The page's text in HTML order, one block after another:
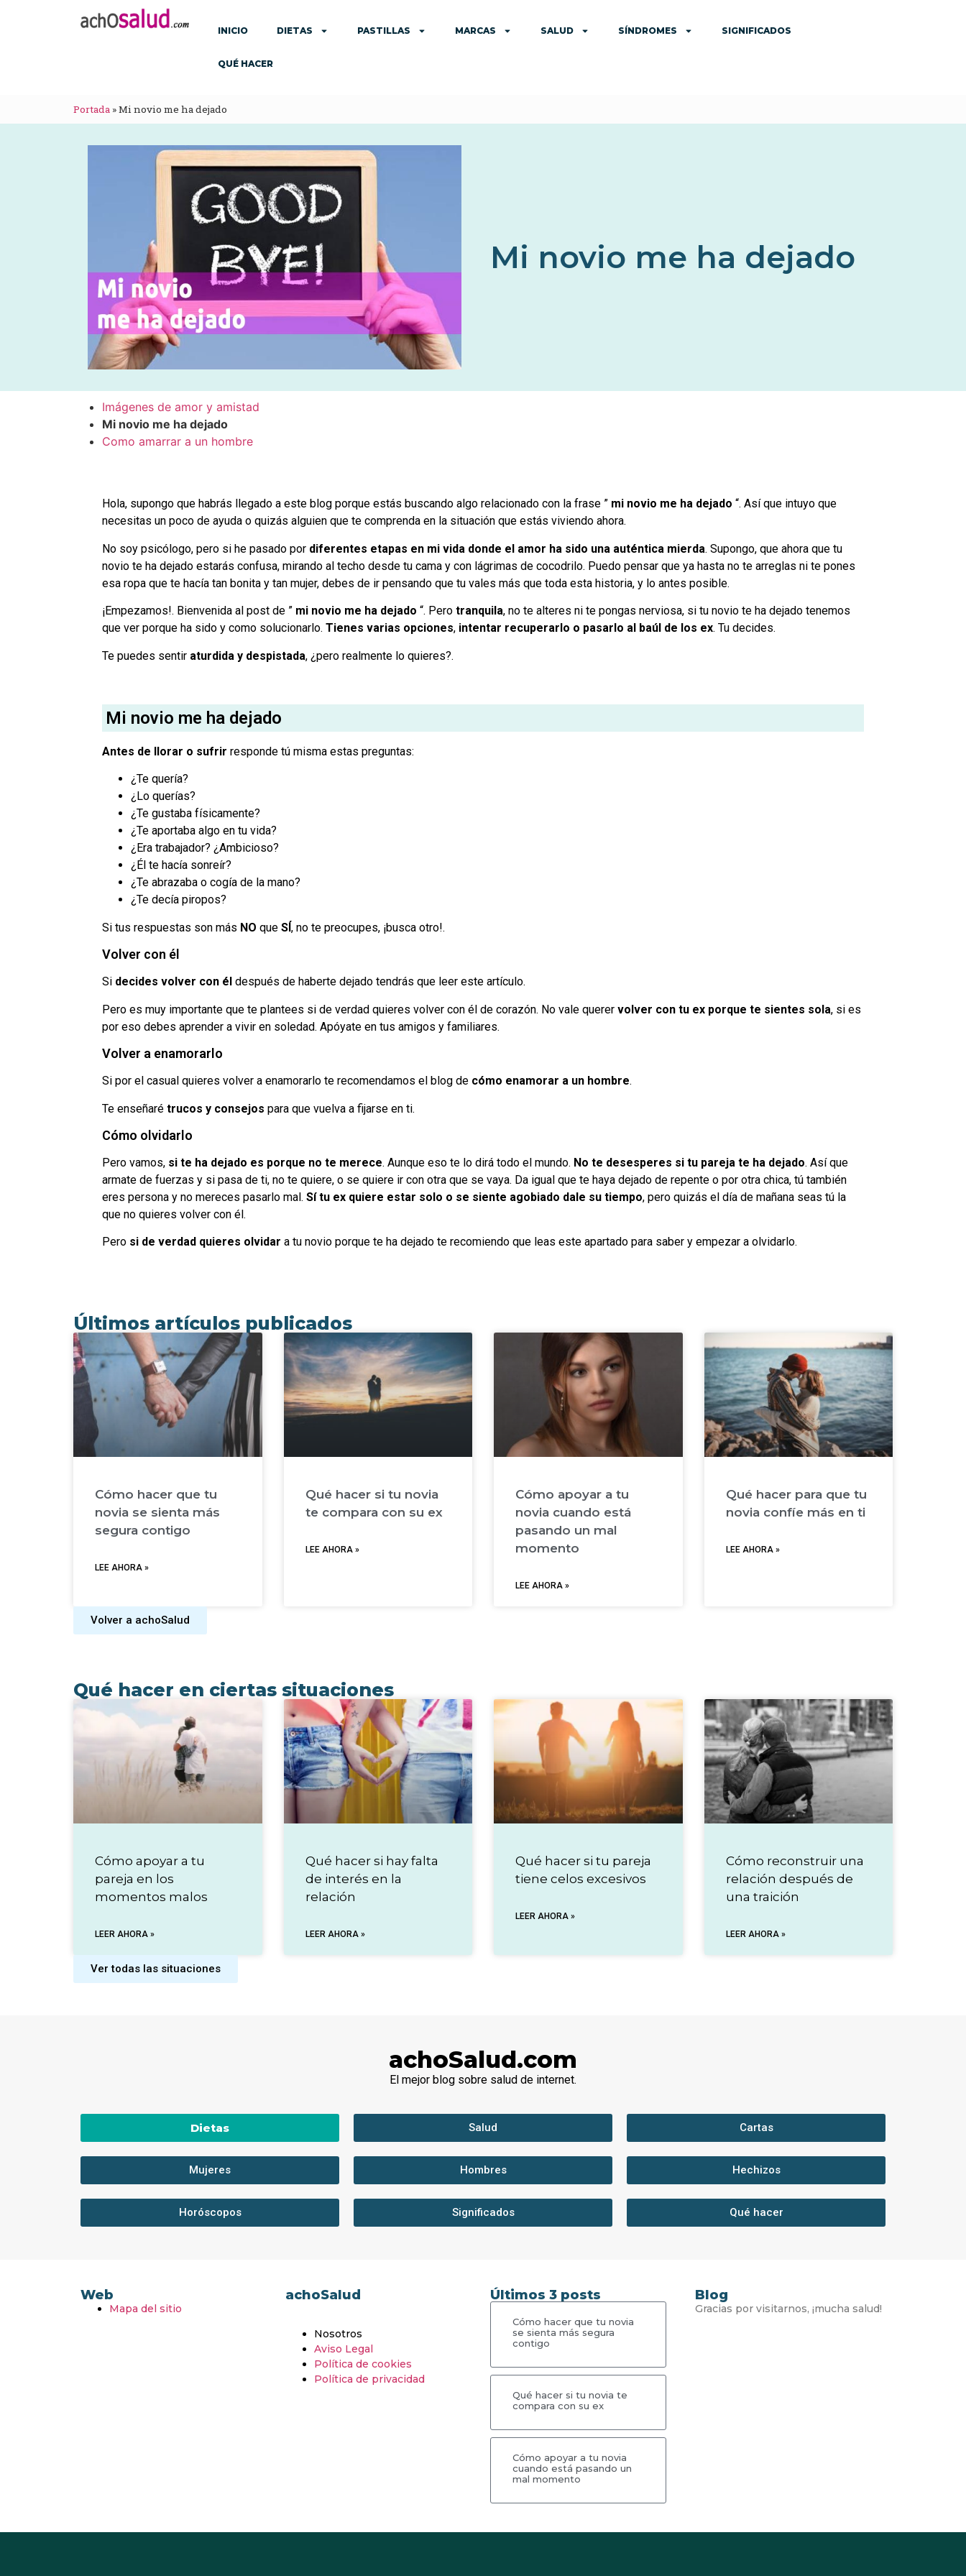
INICIO DIETAS PASTILLAS MARCAS SALUD SÍNDROMES SIGNIFICADOS
QUÉ HACER
Portada »Mi novio me ha dejado
Mi novio me ha dejado
Imágenes de amor y amistad
Mi novio me ha dejado
Como amarrar a un hombre
Hola, supongo que habrás llegado a este blog porque estás buscando algo relacionado con la frase ” mi novio me ha dejado “. Así que intuyo que
necesitas un poco de ayuda o quizás alguien que te comprenda en la situación que estás viviendo ahora.
No soy psicólogo, pero si he pasado por diferentes etapas en mi vida donde el amor ha sido una auténtica mierda. Supongo, que ahora que tu
novio te ha dejado estarás confusa, mirando al techo desde tu cama y con lágrimas de cocodrilo. Puedo pensar que ya hasta no te arreglas ni te pones
esa ropa que te hacía tan bonita y tan mujer, debes de ir pensando que tu vales más que toda esta historia, y lo antes posible.
¡Empezamos!. Bienvenida al post de ” mi novio me ha dejado “. Pero tranquila, no te alteres ni te pongas nerviosa, si tu novio te ha dejado tenemos
que ver porque ha sido y como solucionarlo. Tienes varias opciones, intentar recuperarlo o pasarlo al baúl de los ex. Tu decides.
Te puedes sentir aturdida y despistada, ¿pero realmente lo quieres?.
Mi novio me ha dejado
Antes de llorar o sufrir responde tú misma estas preguntas:
¿Te quería?
¿Lo querías?
¿Te gustaba físicamente?
¿Te aportaba algo en tu vida?
¿Era trabajador? ¿Ambicioso?
¿Él te hacía sonreír?
¿Te abrazaba o cogía de la mano?
¿Te decía piropos?
Si tus respuestas son más NO que SÍ, no te preocupes, ¡busca otro!.
Volver con él
Si decides volver con él después de haberte dejado tendrás que leer este artículo.
Pero es muy importante que te plantees si de verdad quieres volver con él de corazón. No vale querer volver con tu ex porque te sientes sola, si es
por eso debes aprender a vivir en soledad. Apóyate en tus amigos y familiares.
Volver a enamorarlo
Si por el casual quieres volver a enamorarlo te recomendamos el blog de cómo enamorar a un hombre.
Te enseñaré trucos y consejos para que vuelva a fijarse en ti.
Cómo olvidarlo
Pero vamos, si te ha dejado es porque no te merece. Aunque eso te lo dirá todo el mundo. No te desesperes si tu pareja te ha dejado. Así que
armate de fuerzas y si pasa de ti, no te quiere, o se quiere ir con otra que se vaya. Da igual que te haya dejado de repente o por otra chica, tú también
eres persona y no mereces pasarlo mal. Sí tu ex quiere estar solo o se siente agobiado dale su tiempo, pero quizás el día de mañana seas tú la
que no quieres volver con él.
Pero si de verdad quieres olvidar a tu novio porque te ha dejado te recomiendo que leas este apartado para saber y empezar a olvidarlo.
Últimos artículos publicados
Cómo hacer que tu
novia se sienta más
segura contigo
LEE AHORA »
Qué hacer si tu novia
te compara con su ex
LEE AHORA »
Cómo apoyar a tu
novia cuando está
pasando un mal
momento
LEE AHORA »
Qué hacer para que tu
novia confíe más en ti
LEE AHORA »
Volver a achoSalud
Qué hacer en ciertas situaciones
Cómo apoyar a tu
pareja en los
momentos malos
LEER AHORA »
Qué hacer si hay falta
de interés en la
relación
LEER AHORA »
Qué hacer si tu pareja
tiene celos excesivos
LEER AHORA »
Cómo reconstruir una
relación después de
una traición
LEER AHORA »
Ver todas las situaciones
achoSalud.com
El mejor blog sobre salud de internet.
Salud Cartas
Mujeres Hombres Hechizos
Horóscopos Significados Qué hacer
Dietas
Web
Mapa del sitio
achoSalud
Nosotros
Aviso Legal
Política de cookies
Política de privacidad
Últimos 3 posts
Cómo hacer que tu novia
se sienta más segura
contigo
Qué hacer si tu novia te
compara con su ex
Cómo apoyar a tu novia
cuando está pasando un
mal momento
Blog
Gracias por visitarnos, ¡mucha salud!